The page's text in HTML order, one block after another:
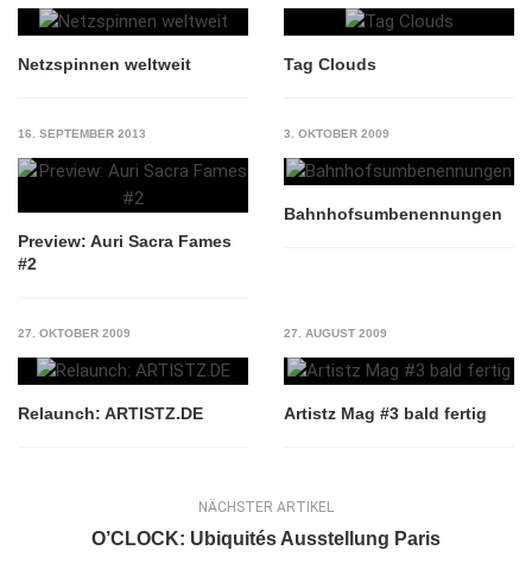
Netzspinnen weltweit Tag Clouds
16. SEPTEMBER 2013
Preview: Auri Sacra Fames
#2
3. OKTOBER 2009
Bahnhofsumbenennungen
27. OKTOBER 2009
Relaunch: ARTISTZ.DE
27. AUGUST 2009
Artistz Mag #3 bald fertig
NÄCHSTER ARTIKEL
O’CLOCK: Ubiquités Ausstellung Paris